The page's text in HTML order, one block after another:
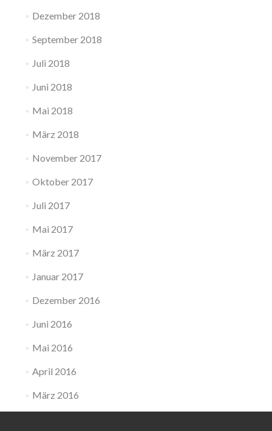
Dezember 2018
September 2018
Juli 2018
Juni 2018
Mai 2018
März 2018
November 2017
Oktober 2017
Juli 2017
Mai 2017
März 2017
Januar 2017
Dezember 2016
Juni 2016
Mai 2016
April 2016
März 2016